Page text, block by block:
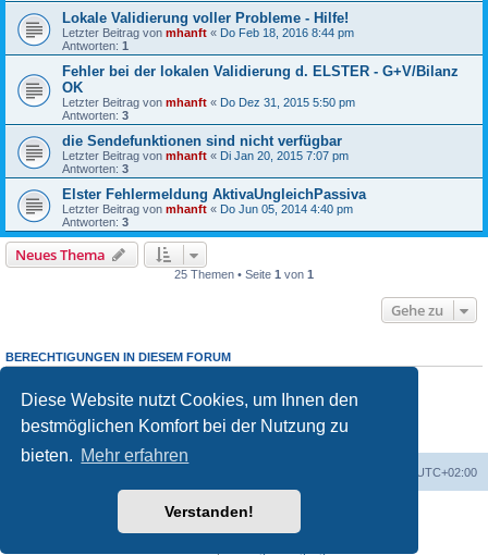
Diese Website nutzt Cookies, um Ihnen den
bestmöglichen Komfort bei der Nutzung zu
bieten. Mehr erfahren
Verstanden!
Lokale Validierung voller Probleme - Hilfe!
Letzter Beitrag von mhanft « Do Feb 18, 2016 8:44 pm
Antworten: 1
Fehler bei der lokalen Validierung d. ELSTER - G+V/Bilanz
OK
Letzter Beitrag von mhanft « Do Dez 31, 2015 5:50 pm
Antworten: 3
die Sendefunktionen sind nicht verfügbar
Letzter Beitrag von mhanft « Di Jan 20, 2015 7:07 pm
Antworten: 3
Elster Fehlermeldung AktivaUngleichPassiva
Letzter Beitrag von mhanft « Do Jun 05, 2014 4:40 pm
Antworten: 3
Neues Thema
25 Themen • Seite 1 von 1
Gehe zu
BERECHTIGUNGEN IN DIESEM FORUM
Sie dürfen
keine
Antworten zu Themen in diesem Forum erstellen.
Sie dürfen Ihre Beiträge in diesem Forumnicht ändern.
Sie dürfen Ihre Beiträge in diesem Forumnichtlöschen.
keine
UTC+02:00
Powered byphpBB® Forum Software © phpBB Limited
phpBB.de